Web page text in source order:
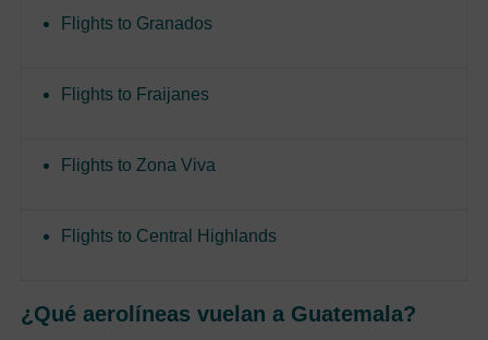
Flights to Granados
Flights to Fraijanes
Flights to Zona Viva
Flights to Central Highlands
¿Qué aerolíneas vuelan a Guatemala?